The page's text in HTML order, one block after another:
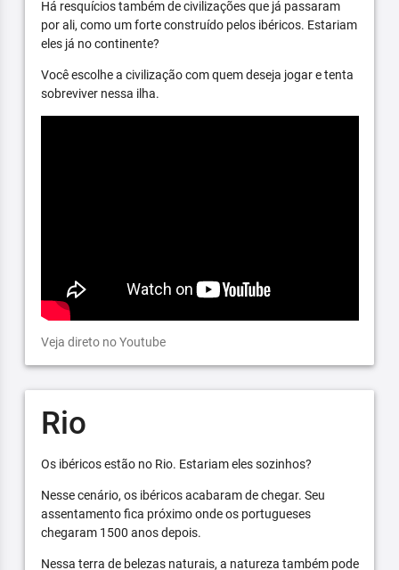
Há resquícios também de civilizações que já passaram
por ali, como um forte construído pelos ibéricos. Estariam
eles já no continente?
Você escolhe a civilização com quem deseja jogar e tenta
sobreviver nessa ilha.
Veja direto no Youtube
Rio
Os ibéricos estão no Rio. Estariam eles sozinhos?
Nesse cenário, os ibéricos acabaram de chegar. Seu
assentamento fica próximo onde os portugueses
chegaram 1500 anos depois.
Nessa terra de belezas naturais, a natureza também pode